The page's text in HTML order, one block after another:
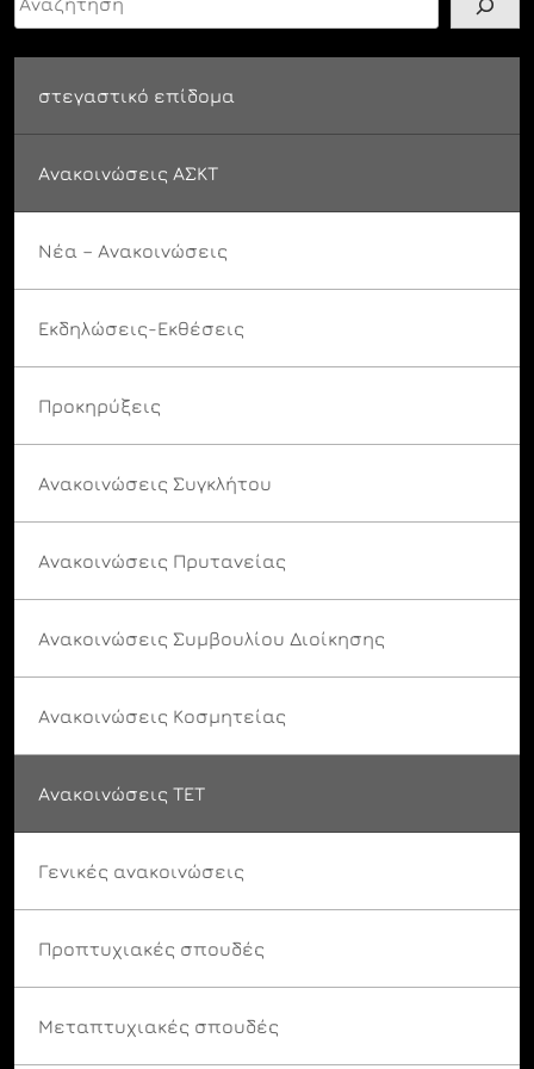
στεγαστικό επίδομα
Ανακοινώσεις ΑΣΚΤ
Νέα – Ανακοινώσεις
Εκδηλώσεις-Εκθέσεις
Προκηρύξεις
Ανακοινώσεις Συγκλήτου
Ανακοινώσεις Πρυτανείας
Ανακοινώσεις Συμβουλίου Διοίκησης
Ανακοινώσεις Κοσμητείας
Ανακοινώσεις ΤΕΤ
Γενικές ανακοινώσεις
Προπτυχιακές σπουδές
Μεταπτυχιακές σπουδές